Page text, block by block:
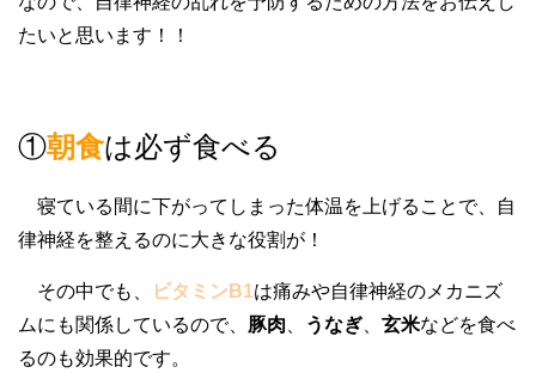
たいと思います！！
①朝食は必ず食べる
寝ている間に下がってしまった体温を上げることで、自
律神経を整えるのに大きな役割が！
その中でも、 ビタミンB1は痛みや自律神経のメカニズ
ムにも関係しているので、 豚肉 うなぎ 玄米などを食べ
るのも効果的です。